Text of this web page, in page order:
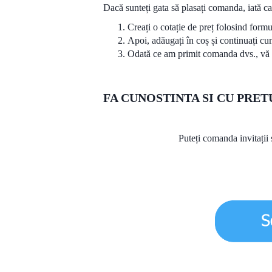
Dacă sunteți gata să plasați comanda, iată
Creați o cotație de preț folosind
Apoi, adăugați în coș și continuați
Odată ce am primit comanda dvs.,
FA CUNOSTINTA SI CU
Puteți comanda